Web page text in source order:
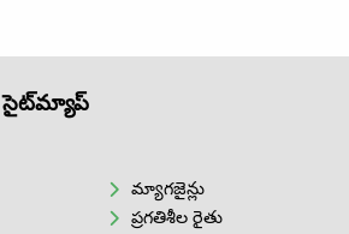
సైట్‌మ్యాప్
మ్యాగజైన్లు
ప్రగతిశీల రైతు